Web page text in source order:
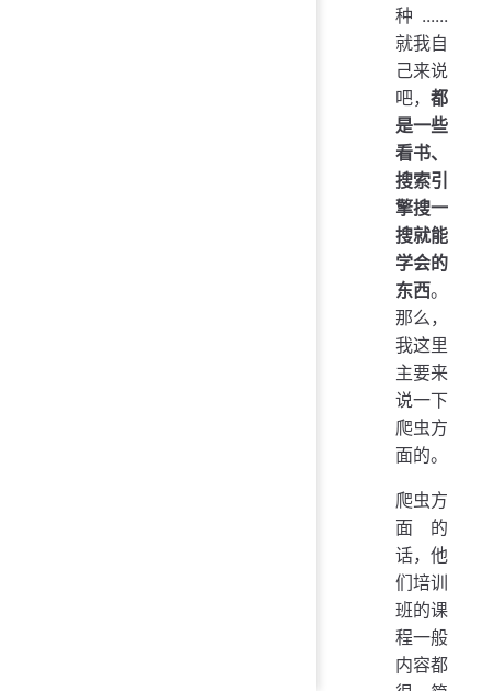
种......
就我自
己来说
吧， 都
是一些
看书、
搜索引
擎搜一
搜就能
学会的
东西。
那么，
我这里
主要来
说一下
爬虫方
面的。
爬虫方
面的
话，他
们培训
班的课
程一般
内容都